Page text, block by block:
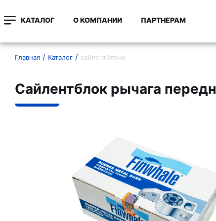
КАТАЛОГ О КОМПАНИИ ПАРТНЕРАМ
Главная Каталог сайлентблоки
Сайлентблок рычага